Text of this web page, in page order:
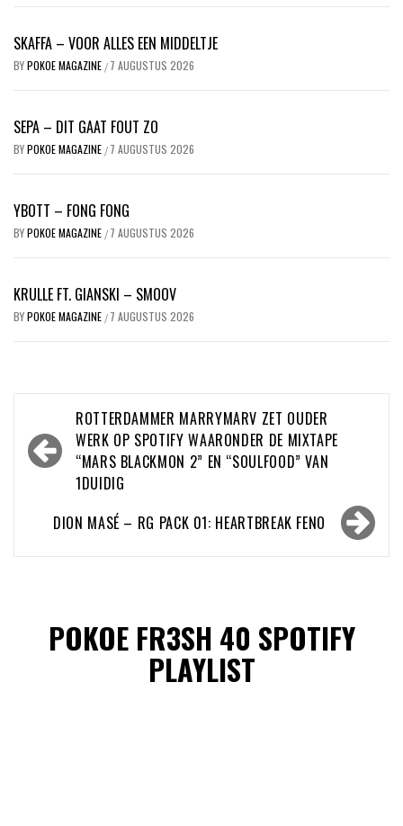
SKAFFA – VOOR ALLES EEN MIDDELTJE
BYPOKOE MAGAZINE / 7 AUGUSTUS 2026
SEPA – DIT GAAT FOUT ZO
BYPOKOE MAGAZINE / 7 AUGUSTUS 2026
YBOTT – FONG FONG
BYPOKOE MAGAZINE / 7 AUGUSTUS 2026
KRULLE FT. GIANSKI – SMOOV
BYPOKOE MAGAZINE / 7 AUGUSTUS 2026
Bericht
navigatie
ROTTERDAMMER MARRYMARV ZET OUDER
WERK OP SPOTIFY WAARONDER DE MIXTAPE
“MARS BLACKMON 2” EN “SOULFOOD” VAN
1DUIDIG
DION MASÉ – RG PACK 01: HEARTBREAK FENO
POKOE FR3SH 40 SPOTIFY
PLAYLIST